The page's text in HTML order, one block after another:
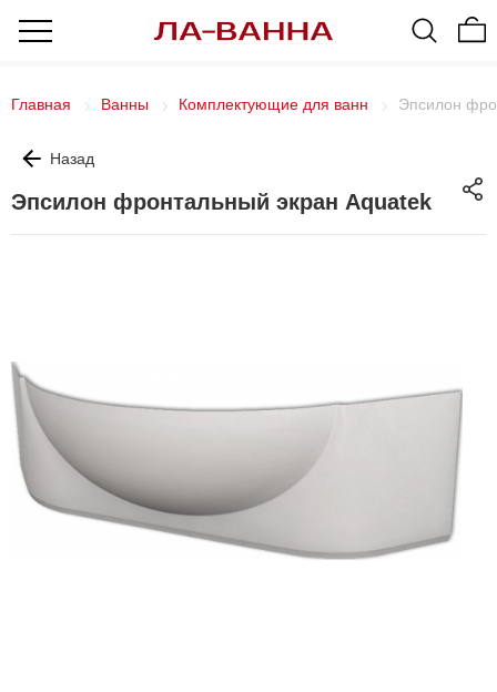
Главная Ванны Комплектующие для ванн Эпсилон
Назад
Эпсилон фронтальный экран Aquatek